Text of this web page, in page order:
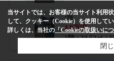
1階
4.8万円
1階 / 24.52㎡ /
当サイトでは、お客様の当サイト利用
して、クッキー（Cookie）を使用してい
詳しくは、当社の 「Cookieの取扱いにつ
閉